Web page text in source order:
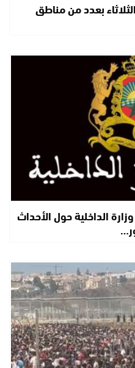
بعدد من مناطق
الداخلية حول الأحداث